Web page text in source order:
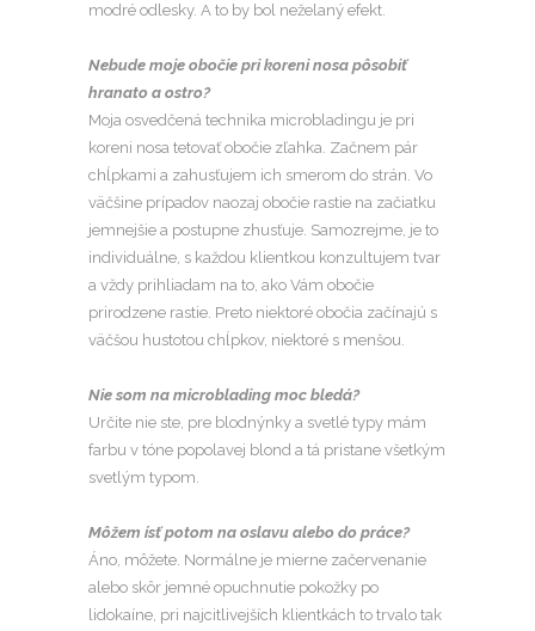
modré odlesky. A to by bol neželaný efekt.
Nebude moje obočie pri koreni nosa pôsobiť
hranato a ostro?
Moja osvedčená technika microbladingu je pri
koreni nosa tetovať obočie zľahka. Začnem pár
chĺpkami a zahusťujem ich smerom do strán. Vo
väčšine prípadov naozaj obočie rastie na začiatku
jemnejšie a postupne zhusťuje. Samozrejme, je to
individuálne, s každou klientkou konzultujem tvar
a vždy prihliadam na to, ako Vám obočie
prirodzene rastie. Preto niektoré obočia začínajú s
väčšou hustotou chĺpkov, niektoré s menšou.
Nie som na microblading moc bledá?
Určite nie ste, pre blodnýnky a svetlé typy mám
farbu v tóne popolavej blond a tá pristane všetkým
svetlým typom.
Môžem ísť potom na oslavu alebo do práce?
Áno, môžete. Normálne je mierne začervenanie
alebo skôr jemné opuchnutie pokožky po
lidokaíne, pri najcitlivejších klientkách to trvalo tak